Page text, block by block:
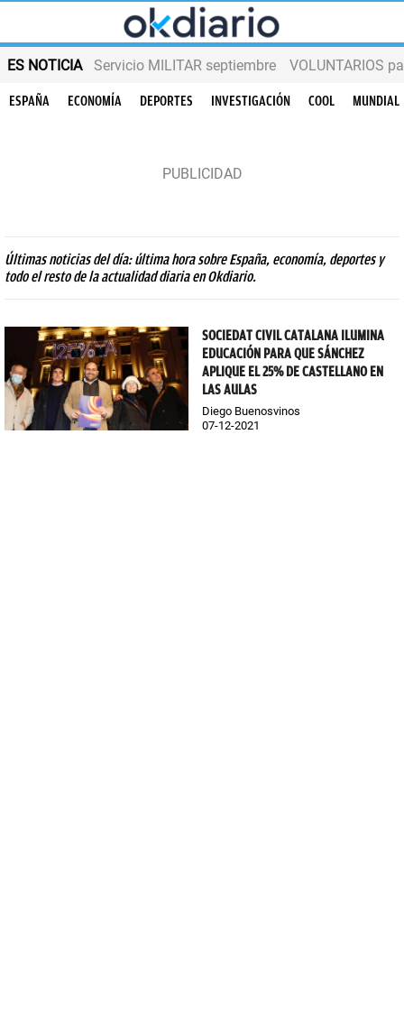
ES NOTICIA Servicio MILITAR septiembre VOLUNTARIOS
ESPAÑA ECONOMÍA DEPORTES INVESTIGACIÓN COOL MUNDIAL
Últimas noticias del día: última hora sobre España, economía, deportes y
todo el resto de la actualidad diaria en Okdiario.
SOCIEDAT CIVIL CATALANA ILUMINA
EDUCACIÓN PARA QUE SÁNCHEZ
APLIQUE EL 25% DE CASTELLANO EN
LAS AULAS
Diego Buenosvinos
07-12-2021